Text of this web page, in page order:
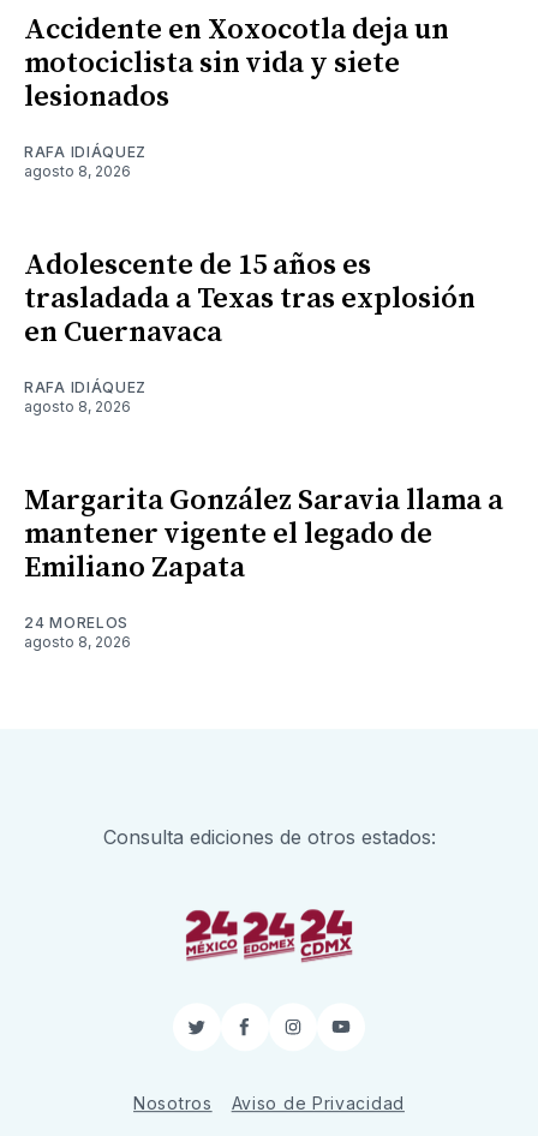
Accidente en Xoxocotla deja un
motociclista sin vida y siete
lesionados
RAFA IDIÁQUEZ
agosto 8, 2026
Adolescente de 15 años es
trasladada a Texas tras explosión
en Cuernavaca
RAFA IDIÁQUEZ
agosto 8, 2026
Margarita González Saravia llama a
mantener vigente el legado de
Emiliano Zapata
24 MORELOS
agosto 8, 2026
Consulta ediciones de otros estados:
TwitterFacebook
InstagramYouTube
Nosotros Aviso de Privacidad